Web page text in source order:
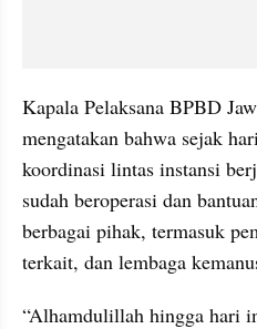
Kapala Pelaksana BPBD
mengatakan bahwa sejak
koordinasi lintas instansi
sudah beroperasi dan
berbagai pihak, termasuk
terkait, dan lembaga
“Alhamdulillah hingga hari